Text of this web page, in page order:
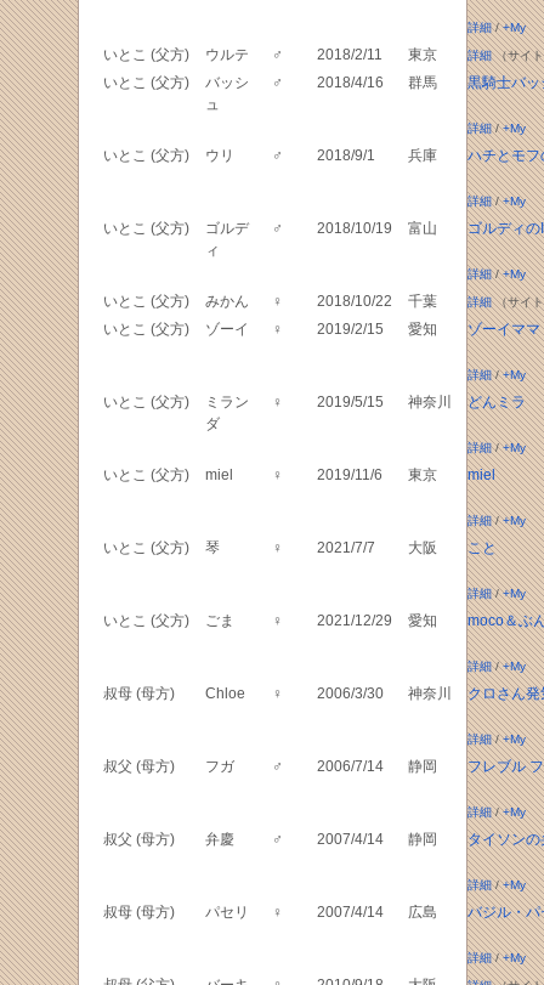
詳細/+My
いとこ (父方) ウルテ ♂ 2018/2/11 東京 詳細（サイト
いとこ (父方)
バッシ
ュ
♂ 2018/4/16 群馬 黒騎士バッ
詳細/+My
いとこ (父方) ウリ ♂ 2018/9/1 兵庫 ハチとモ
詳細/+My
いとこ (父方)
ゴルデ
ィ
♂ 2018/10/19 富山 ゴルディ
詳細/+My
いとこ (父方) みかん ♀ 2018/10/22 千葉 詳細（サイト
いとこ (父方) ゾーイ ♀ 2019/2/15 愛知 ゾーイママ
詳細/+My
いとこ (父方)
ミラン
ダ
♀ 2019/5/15 神奈川 どんミラ
詳細/+My
いとこ (父方) miel ♀ 2019/11/6 東京 miel
詳細/+My
いとこ (父方) 琴 ♀ 2021/7/7 大阪 こと
詳細/+My
いとこ (父方) ごま ♀ 2021/12/29 愛知 moco＆ぶ
詳細/+My
叔母 (母方) Chloe ♀ 2006/3/30 神奈川 クロさん発
詳細/+My
叔父 (母方) フガ ♂ 2006/7/14 静岡 フレブル
詳細/+My
叔父 (母方) 弁慶 ♂ 2007/4/14 静岡 タイソンの
詳細/+My
叔母 (母方) パセリ ♀ 2007/4/14 広島 バジル・
詳細/+My